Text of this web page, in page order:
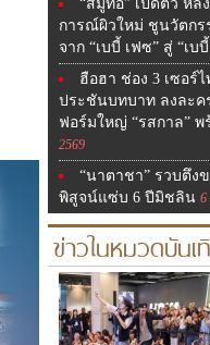
“สมูทอี” เปิดตัว หลิ
การณ์ผิวใหม่ ชูนวัตก
จาก “เบบี้ เฟซ” สู่ “เบ
ฮือฮา ช่อง 3 เซอร์ไ
ประชันบทบาท ลงละค
ฟอร์มใหญ่ “รสกาล” พ
2569
“นาตาชา” รวบตึง
พิสูจน์แซ่บ 6 ปีมิชลิน 6
ข่าวในหมวดบันเ